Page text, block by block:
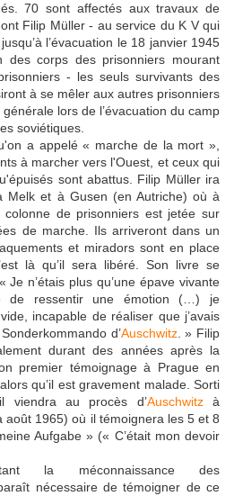
70 sont affectés aux travaux de
Filip Müller - au service du K V qui
l’évacuation le 18 janvier 1945
des corps des prisonniers mourant
- les seuls survivants des
à se mêler aux autres prisonniers
lors de l’évacuation du camp
soviétiques.
a appelé « marche de la mort »,
à marcher vers l'Ouest, et ceux qui
sont abattus. Filip Müller ira
Melk et à Gusen (en Autriche) où à
colonne de prisonniers est jetée sur
de marche. Ils arriveront dans un
et miradors sont en place
là qu’il sera libéré. Son livre se
n’étais plus qu’une épave vivante
de ressentir une émotion (…) je
incapable de réaliser que j’avais
d’Auschwitz. » Filip
durant des années après la
premier témoignage à Prague en
qu’il est gravement malade. Sorti
viendra au procès d’Auschwitzà
août 1965) où il témoignera les 5 et 8
Aufgabe » (« C’était mon devoir
la méconnaissance des
nécessaire de témoigner de ce